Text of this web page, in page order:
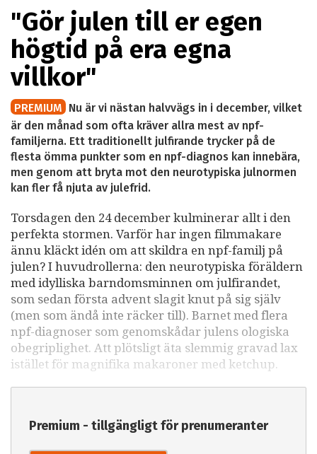
"Gör julen till er egen
högtid på era egna
villkor"
PREMIUM Nu är vi nästan halvvägs in i december, vilket
är den månad som ofta kräver allra mest av npf-
familjerna. Ett traditionellt julfirande trycker på de
flesta ömma punkter som en npf-diagnos kan innebära,
men genom att bryta mot den neurotypiska julnormen
kan fler få njuta av julefrid.
Torsdagen den 24 december kulminerar allt i den
perfekta stormen. Varför har ingen filmmakare
ännu kläckt idén om att skildra en npf-familj på
julen? I huvudrollerna: den neurotypiska föräldern
med idylliska barndomsminnen om julfirandet,
som sedan första advent slagit knut på sig själv
(men som ändå inte räcker till). Barnet med flera
npf-diagnoser som genomskådar julens ologiska
obegriplighet. Att plötsligt äta slemmig gravad lax
istället för magnifika makaroner med ketchup.
Premium - tillgängligt för prenumeranter